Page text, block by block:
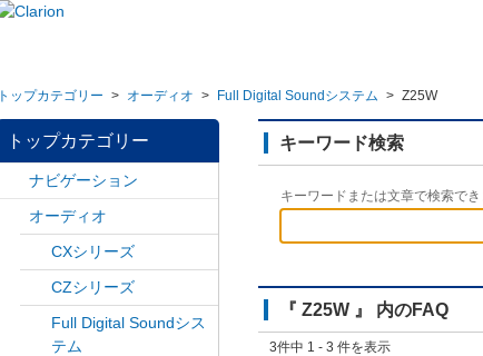
トップカテゴリー > オーディオ > Full Digital Soundシステム > Z25W
トップカテゴリー
ナビゲーション
オーディオ
CXシリーズ
CZシリーズ
Full Digital Soundシス
テム
キーワード検索
キーワードまたは文章で検索で
『 Z25W 』 内のFAQ
3件中 1 - 3 件を表示